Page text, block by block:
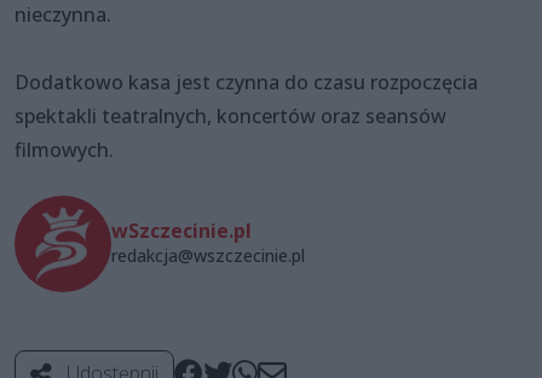
nieczynna.
Dodatkowo kasa jest czynna do czasu rozpoczęcia
spektakli teatralnych, koncertów oraz seansów
filmowych.
wSzczecinie.pl
redakcja@wszczecinie.pl